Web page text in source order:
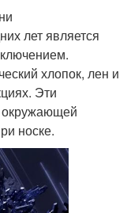
лет является
хлопок, лен и
Эти
окружающей
носке.